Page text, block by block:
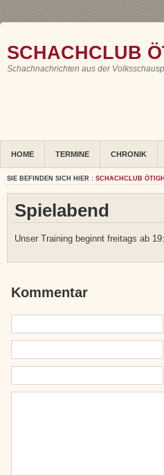
SCHACHCLUB
Schachnachrichten aus der
HOME TERMINE CHRONIK
SIE BEFINDEN SICH HIER : SCHACHCLUB
Spielabend
Unser Training beginnt freitags ab
Kommentar